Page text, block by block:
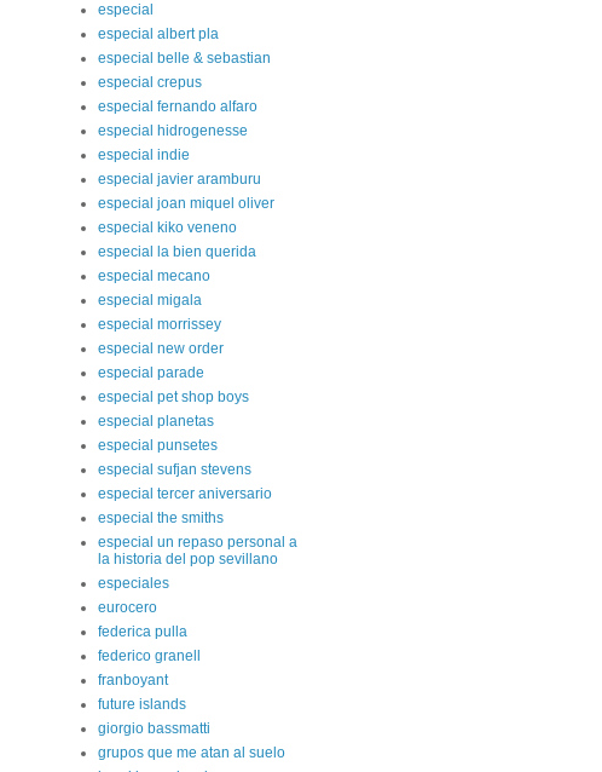
especial
especial albert pla
especial belle & sebastian
especial crepus
especial fernando alfaro
especial hidrogenesse
especial indie
especial javier aramburu
especial joan miquel oliver
especial kiko veneno
especial la bien querida
especial mecano
especial migala
especial morrissey
especial new order
especial parade
especial pet shop boys
especial planetas
especial punsetes
especial sufjan stevens
especial tercer aniversario
especial the smiths
especial un repaso personal a
la historia del pop sevillano
especiales
eurocero
federica pulla
federico granell
franboyant
future islands
giorgio bassmatti
grupos que me atan al suelo